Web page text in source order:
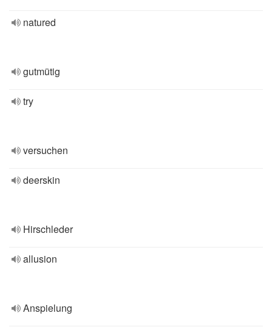
natured
gutmütig
try
versuchen
deerskin
Hirschleder
allusion
Anspielung